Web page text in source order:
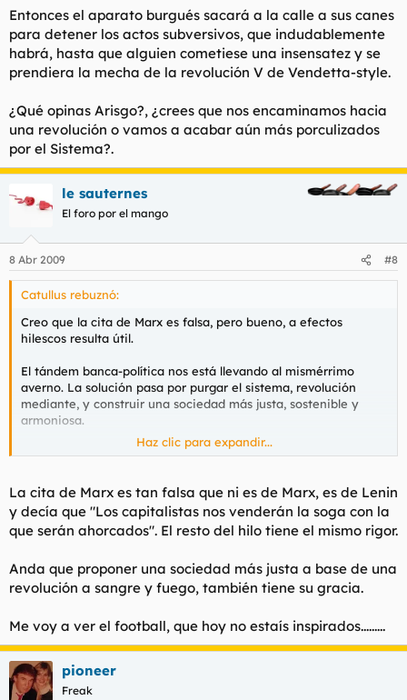
Entonces el aparato burgués sacará a la calle a sus canes
para detener los actos subversivos, que indudablemente
habrá, hasta que alguien cometiese una insensatez y se
prendiera la mecha de la revolución V de Vendetta-style.
¿Qué opinas Arisgo?, ¿crees que nos encaminamos hacia
una revolución o vamos a acabar aún más porculizados
por el Sistema?.
le sauternes
El foro por el mango
8 Abr 2009 #8
Catullus rebuznó:
Creo que la cita de Marx es falsa, pero bueno, a efectos
hilescos resulta útil.
El tándem banca-política nos está llevando al mismérrimo
averno. La solución pasa por purgar el sistema, revolución
mediante, y construir una sociedad más justa, sostenible y
armoniosa.
Yeah!
Haz clic para expandir...
La cita de Marx es tan falsa que ni es de Marx, es de Lenin
y decía que "Los capitalistas nos venderán la soga con la
que serán ahorcados". El resto del hilo tiene el mismo rigor.
Anda que proponer una sociedad más justa a base de una
revolución a sangre y fuego, también tiene su gracia.
Me voy a ver el football, que hoy no estaís inspirados.........
pioneer
Freak